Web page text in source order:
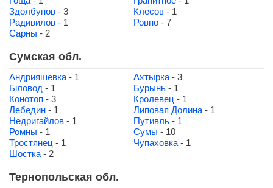
Здолбунов - 3 Клесов - 1
Радивилов - 1 Ровно - 7
Сарны - 2
Сумская обл.
Андрияшевка - 1 Ахтырка - 3
Біловод - 1 Бурынь - 1
Конотоп - 3 Кролевец - 1
Лебедин - 1 Липовая Долина - 1
Недригайлов - 1 Путивль - 1
Ромны - 1 Сумы - 10
Тростянец - 1 Чупаховка - 1
Шостка - 2
Тернопольская обл.